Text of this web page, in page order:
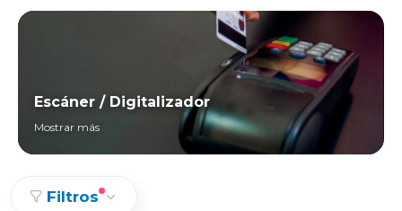
Escáner / Digitalizador
Mostrar más
Filtros